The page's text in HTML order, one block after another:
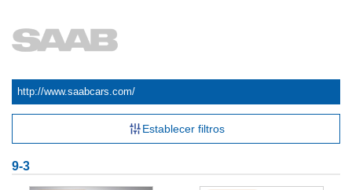
http://www.saabcars.com/
Establecer filtros
9-3